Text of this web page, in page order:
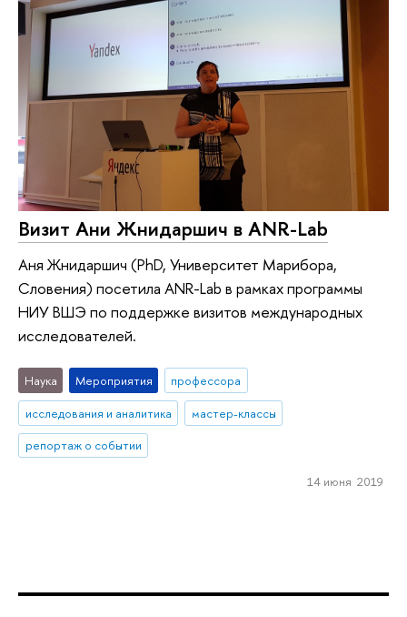
Визит Ани Жнидаршич в ANR-Lab
Аня Жнидаршич (PhD, Университет Марибора,
Словения) посетила ANR-Lab в рамках программы
НИУ ВШЭ по поддержке визитов международных
исследователей.
Наука Мероприятия
профессора
исследования и аналитика
мастер-классы
репортаж о событии
14 июня 2019